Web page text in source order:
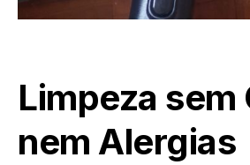
Limpeza sem
nem Alergias